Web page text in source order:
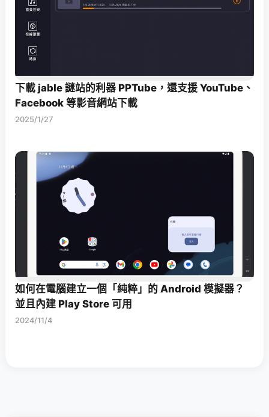
下載 jable 謎站的利器 PPTube，還支援 YouTube、
Facebook 等影音網站下載
2025/1/27
如何在電腦建立一個「純粹」的 Android 模擬器？
並且內建 Play Store 可用
2024/11/4